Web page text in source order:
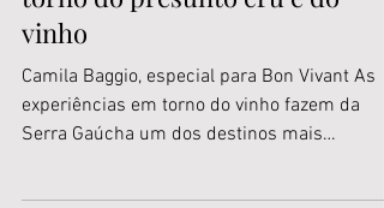
Enoturismo: Empório Gran
Nero oferece experiências em
torno do presunto cru e do
vinho
experiências em torno do vinho fazem da